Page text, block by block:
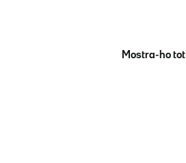
Mostra-ho tot